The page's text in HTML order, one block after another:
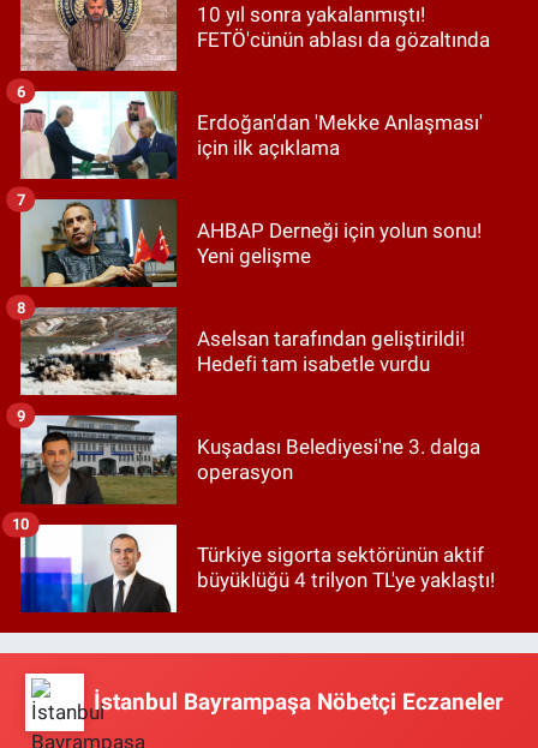
10 yıl sonra yakalanmıştı!
FETÖ'cünün ablası da gözaltında
Erdoğan'dan 'Mekke Anlaşması'
için ilk açıklama
6
AHBAP Derneği için yolun sonu!
Yeni gelişme
7
Aselsan tarafından geliştirildi!
Hedefi tam isabetle vurdu
8
Kuşadası Belediyesi'ne 3. dalga
operasyon
9
Türkiye sigorta sektörünün aktif
büyüklüğü 4 trilyon TL'ye yaklaştı!
10
İstanbul Bayrampaşa Nöbetçi Eczaneler